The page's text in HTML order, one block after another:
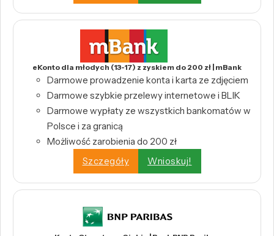
eKonto dla młodych (13-17) z zyskiem do 200 zł | mBank
Darmowe prowadzenie konta i karta ze zdjęciem
Darmowe szybkie przelewy internetowe i BLIK
Darmowe wypłaty ze wszystkich bankomatów w
Polsce i za granicą
Możliwość zarobienia do 200 zł
Szczegóły
Wnioskuj!